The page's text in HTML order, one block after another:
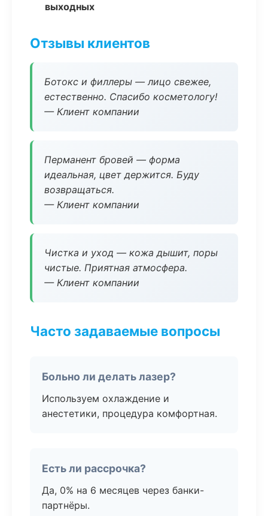
выходных
Отзывы клиентов
Ботокс и филлеры — лицо свежее,
естественно. Спасибо косметологу!
— Клиент компании
Перманент бровей — форма
идеальная, цвет держится. Буду
возвращаться.
— Клиент компании
Чистка и уход — кожа дышит, поры
чистые. Приятная атмосфера.
— Клиент компании
Часто задаваемые вопросы
Больно ли делать лазер?
Используем охлаждение и
анестетики, процедура комфортная.
Есть ли рассрочка?
Да, 0% на 6 месяцев через банки-
партнёры.